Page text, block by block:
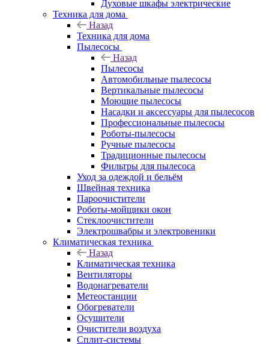
Духовые шкафы электрические
Техника для дома
Назад
Техника для дома
Пылесосы
Назад
Пылесосы
Автомобильные пылесосы
Вертикальные пылесосы
Моющие пылесосы
Насадки и аксессуары для пылесосов
Профессиональные пылесосы
Роботы-пылесосы
Ручные пылесосы
Традиционные пылесосы
Фильтры для пылесоса
Уход за одеждой и бельём
Швейная техника
Пароочистители
Роботы-мойщики окон
Стеклоочистители
Электрошвабры и электровеники
Климатическая техника
Назад
Климатическая техника
Вентиляторы
Водонагреватели
Метеостанции
Обогреватели
Осушители
Очистители воздуха
Сплит-системы